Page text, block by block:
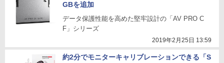
GBを追加
データ保護性能を高めた堅牢設計の「AV PRO C
F」シリーズ
2019年2月25日 13:59
約2分でモニターキャリブレーションできる「S